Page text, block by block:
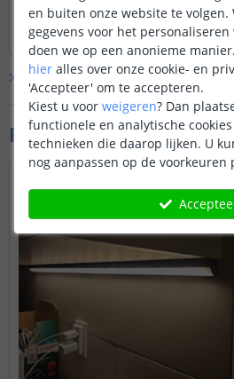
Johan van den brink | 29 mei 2025
Bekijk alle 1 reviews
Foto's van klanten
en buiten onze website te volgen.
gegevens voor het
doen we op een anonieme manier.
hier alles over onze cookie- en
'Accepteer' om te accepteren.
Kiest u voor weigeren? Dan
functionele en analytische
technieken die daarop lijken. U
nog aanpassen op de voorkeuren